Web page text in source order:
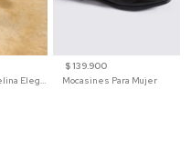
Mocasín de Antelina Elegante con Suela de Contraste Para Hombre
$ 139.900
Mocasines Para Mujer